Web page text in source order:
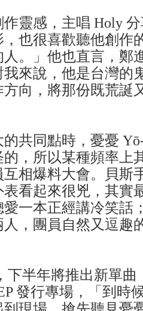
靈感，主唱 Holy
也很喜歡聽他創作
。」他也直言，鄭
來說，他是台灣的
向，將那份既荒誕
共同點時，憂憂
，所以某種頻率上
相爆料大會。貝斯
看起來很兇，其實
一本正經講冷笑話
，團員自然又逗趣
下半年將推出新單曲
發行專場，「到時